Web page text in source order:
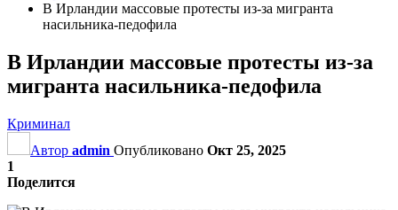
В Ирландии массовые протесты из-за мигранта
насильника-педофила
В Ирландии массовые протесты из-за
мигранта насильника-педофила
Криминал
Автор admin Опубликовано Окт 25, 2025
1
Поделится